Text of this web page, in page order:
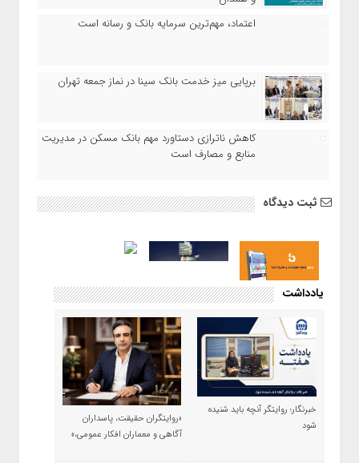
اعتماد، مهم‌ترین سرمایه بانک و رسانه است
برپایی میز خدمت بانک سینا در نماز جمعه تهران
کاهش ناترازی دستاورد مهم بانک مسکن در مدیریت
منابع و مصارف است
ثبت دیدگاه
یادداشت
خبرنگار؛ روایتگر آنچه باید شنیده
شود
«روایتگران حقیقت، پاسداران
آگاهی و معماران افکار عمومی،»